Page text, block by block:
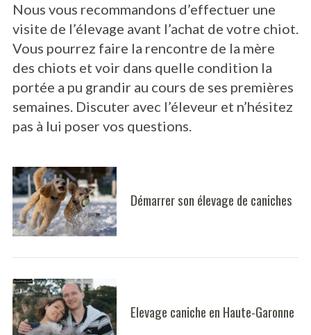
Nous vous recommandons d’effectuer une
visite de l’élevage avant l’achat de votre chiot.
Vous pourrez faire la rencontre de la mère
des chiots et voir dans quelle condition la
portée a pu grandir au cours de ses premières
semaines. Discuter avec l’éleveur et n’hésitez
pas à lui poser vos questions.
Démarrer son élevage de caniches
Elevage caniche en Haute-Garonne
S